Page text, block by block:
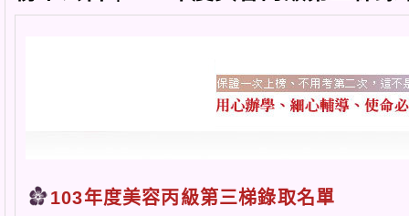
103年度美容丙級第三梯錄取名單